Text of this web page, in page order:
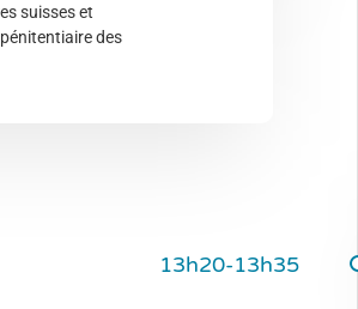
suisses et
des
13h20-13h35